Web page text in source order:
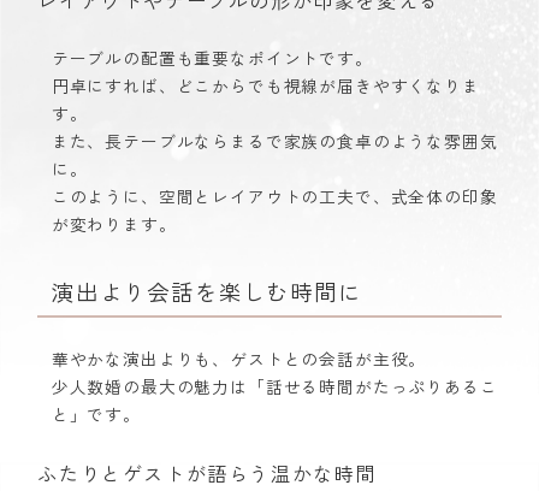
テーブルの配置も重要なポイントです。
円卓にすれば、どこからでも視線が届きやすくなりま
す。
また、長テーブルならまるで家族の食卓のような雰囲気
に。
このように、空間とレイアウトの工夫で、式全体の印象
が変わります。
演出より会話を楽しむ時間に
華やかな演出よりも、ゲストとの会話が主役。
少人数婚の最大の魅力は「話せる時間がたっぷりあるこ
と」です。
ふたりとゲストが語らう温かな時間